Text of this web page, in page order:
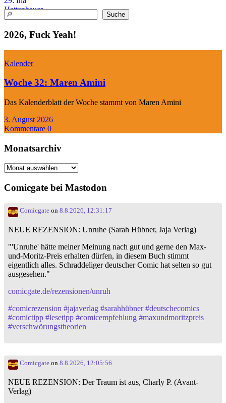
Suchen Suche
2026, Fuck Yeah!
Kalender
Woche 32: Maren Amini
Das Kalenderblatt der Woche stammt von Maren Amini
3. August 2026
Kommentare 0
Monatsarchiv
Monatsarchiv
Comicgate bei Mastodon
Comicgate on 8.8.2026, 12:31:17
NEUE REZENSION: Unruhe (Sarah Hübner, Jaja Verlag)
"'Unruhe' hätte meiner Meinung nach gut und gerne den Max-
und-Moritz-Preis erhalten dürfen, in diesem Buch stimmt
eigentlich alles. Schraddeliger deutscher Comic hat selten so gut
ausgesehen."
comicgate.de/rezensionen/unruh
#comicrezension #jajaverlag #sarahhübner #deutschecomics
#comictipp #lesetipp #comicempfehlung #maxundmoritzpreis
#verschwörungstheorien
Comicgate on 8.8.2026, 12:05:56
NEUE REZENSION: Der Traum ist aus, Charly P. (Avant-
Verlag)